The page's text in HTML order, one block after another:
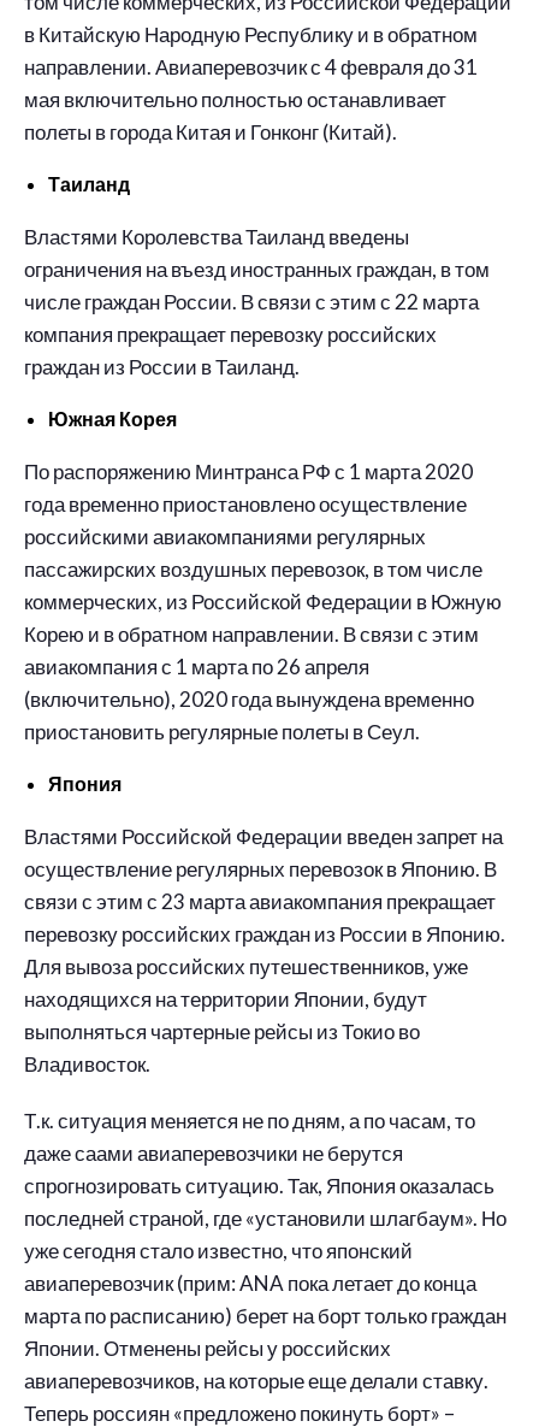
в Китайскую Народную Республику и в обратном
направлении. Авиаперевозчик с 4 февраля до 31
мая включительно полностью останавливает
полеты в города Китая и Гонконг (Китай).
Таиланд
Властями Королевства Таиланд введены
ограничения на въезд иностранных граждан, в том
числе граждан России. В связи с этим с 22 марта
компания прекращает перевозку российских
граждан из России в Таиланд.
Южная Корея
По распоряжению Минтранса РФ с 1 марта 2020
года временно приостановлено осуществление
российскими авиакомпаниями регулярных
пассажирских воздушных перевозок, в том числе
коммерческих, из Российской Федерации в Южную
Корею и в обратном направлении. В связи с этим
авиакомпания с 1 марта по 26 апреля
(включительно), 2020 года вынуждена временно
приостановить регулярные полеты в Сеул.
Япония
Властями Российской Федерации введен запрет на
осуществление регулярных перевозок в Японию. В
связи с этим с 23 марта авиакомпания прекращает
перевозку российских граждан из России в Японию.
Для вывоза российских путешественников, уже
находящихся на территории Японии, будут
выполняться чартерные рейсы из Токио во
Владивосток.
Т.к. ситуация меняется не по дням, а по часам, то
даже саами авиаперевозчики не берутся
спрогнозировать ситуацию. Так, Япония оказалась
последней страной, где «установили шлагбаум». Но
уже сегодня стало известно, что японский
авиаперевозчик (прим: ANA пока летает до конца
марта по расписанию) берет на борт только граждан
Японии. Отменены рейсы у российских
авиаперевозчиков, на которые еще делали ставку.
Теперь россиян «предложено покинуть борт» –